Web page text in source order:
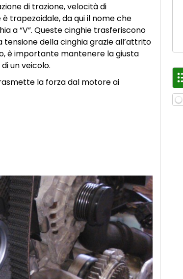
di trazione, velocità di
trapezoidale, da qui il nome che
a “V”. Queste cinghie trasferiscono
della cinghia grazie all’attrito
è importante mantenere la giusta
un veicolo.
la forza dal motore ai